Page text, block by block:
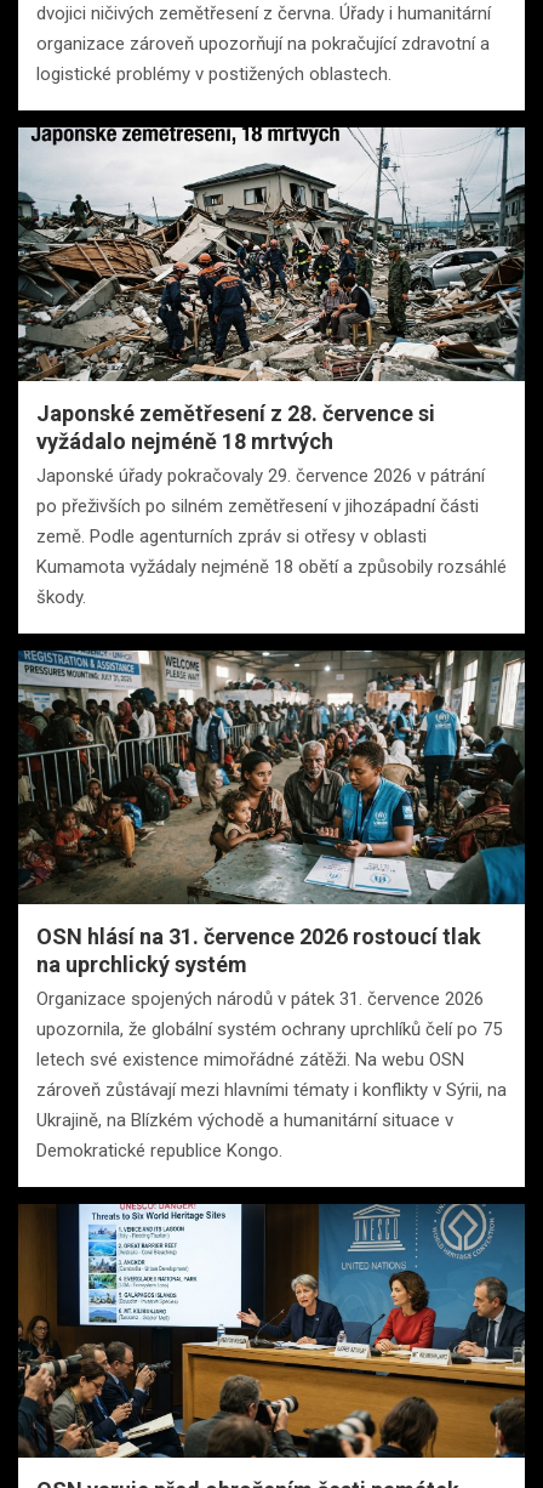
dvojici ničivých zemětřesení z června. Úřady i humanitární
organizace zároveň upozorňují na pokračující zdravotní a
logistické problémy v postižených oblastech.
Japonské zemětřesení z 28. července si
vyžádalo nejméně 18 mrtvých
Japonské úřady pokračovaly 29. července 2026 v pátrání
po přeživších po silném zemětřesení v jihozápadní části
země. Podle agenturních zpráv si otřesy v oblasti
Kumamota vyžádaly nejméně 18 obětí a způsobily rozsáhlé
škody.
OSN hlásí na 31. července 2026 rostoucí tlak
na uprchlický systém
Organizace spojených národů v pátek 31. července 2026
upozornila, že globální systém ochrany uprchlíků čelí po 75
letech své existence mimořádné zátěži. Na webu OSN
zároveň zůstávají mezi hlavními tématy i konflikty v Sýrii, na
Ukrajině, na Blízkém východě a humanitární situace v
Demokratické republice Kongo.